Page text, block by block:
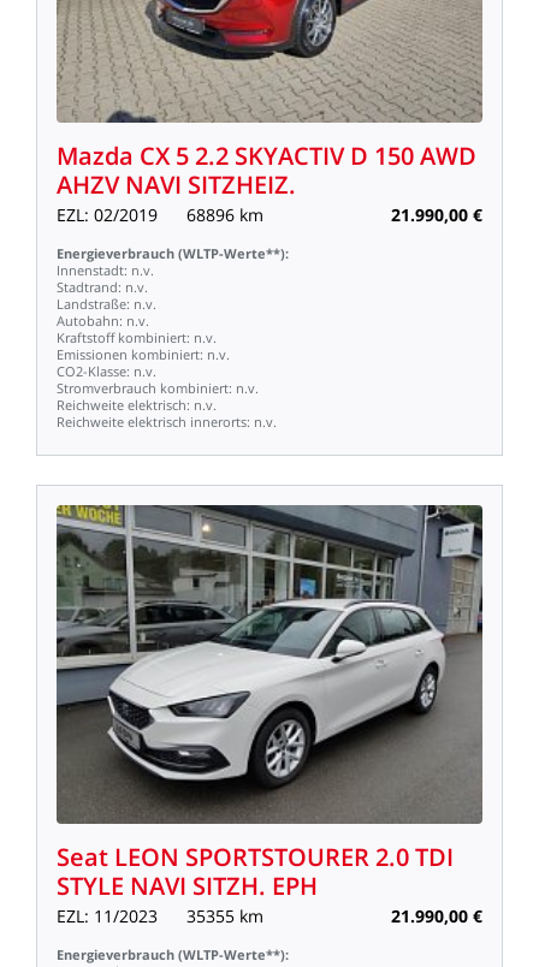
Mazda CX 52.2 SKYACTIV D 150AWD
AHZV NAVI SITZHEIZ.
EZL: 02/2019 68896 km 21.990,00 €
Energieverbrauch (WLTP-Werte**):
Innenstadt: n.v.
Stadtrand: n.v.
Landstraße: n.v.
Autobahn: n.v.
Kraftstoff kombiniert: n.v.
Emissionen kombiniert: n.v.
CO2-Klasse: n.v.
Stromverbrauch kombiniert: n.v.
Reichweite elektrisch: n.v.
Reichweite elektrisch innerorts: n.v.
Seat LEON SPORTSTOURER2.0TDI
STYLE NAVI SITZH. EPH
EZL: 11/2023 35355 km 21.990,00 €
Energieverbrauch (WLTP-Werte**):